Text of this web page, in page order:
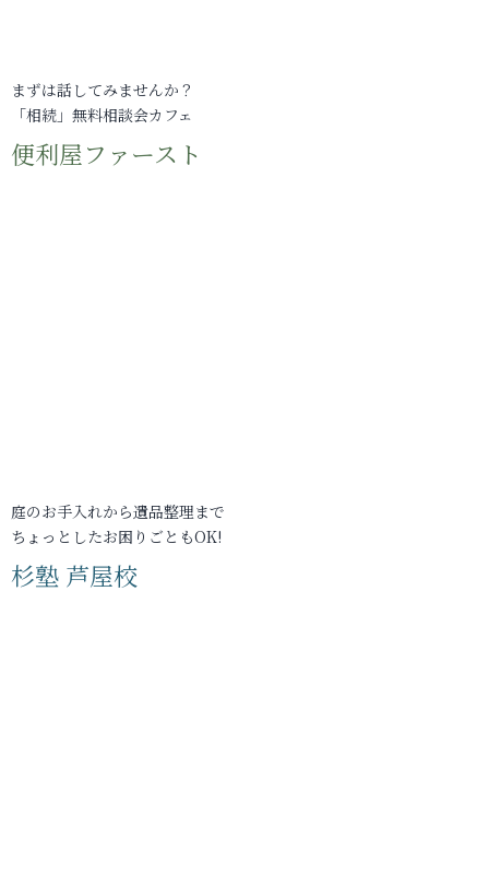
まずは話してみませんか？
「相続」無料相談会カフェ
便利屋ファースト
庭のお手入れから遺品整理まで
ちょっとしたお困りごともOK!
杉塾 芦屋校